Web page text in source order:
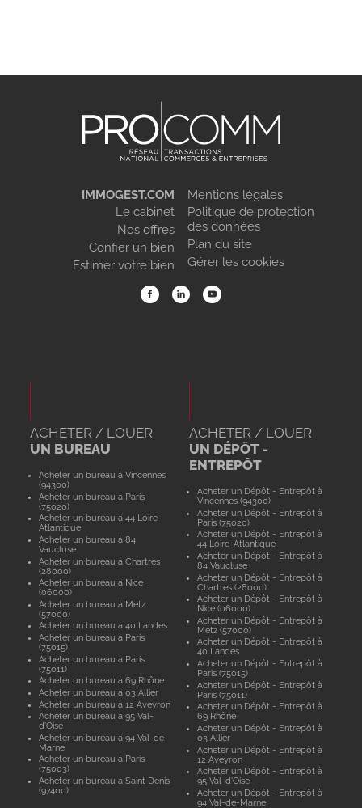
IMMOGEST.COM
Le cabinet
Nos offres
Confier un bien
Estimer votre bien
Mentions légales
Politique de protection
des données
Plan du site
Gérer les cookies
ACHETER / LOUER
UN BUREAU
Acheter un bureau à Vincennes
(94300)
Acheter un bureau à Paris
(75020)
Acheter un bureau à 44 Loire-
Atlantique
Acheter un bureau à 84
Vaucluse
Acheter un bureau à Chartres
(28000)
Acheter un bureau à Nice
(06000)
Acheter un bureau à Metz
(57000)
Acheter un bureau à 40 Landes
Acheter un bureau à Paris
(75015)
Acheter un bureau à Paris
(75011)
Acheter un bureau à 69 Rhône
Acheter un bureau à 03 Allier
Acheter un bureau à 12 Aveyron
Acheter un bureau à 95 Val-
d'Oise
Acheter un bureau à 94 Val-de-
Marne
Acheter un bureau à Paris
(75003)
Acheter un bureau à Saint Denis
(97400)
ACHETER / LOUER
UN DÉPÔT -
ENTREPÔT
Acheter un Dépôt - Entrepôt à
Vincennes (94300)
Acheter un Dépôt - Entrepôt à
Paris (75020)
Acheter un Dépôt - Entrepôt à
44 Loire-Atlantique
Acheter un Dépôt - Entrepôt à
84 Vaucluse
Acheter un Dépôt - Entrepôt à
Chartres (28000)
Acheter un Dépôt - Entrepôt à
Nice (06000)
Acheter un Dépôt - Entrepôt à
Metz (57000)
Acheter un Dépôt - Entrepôt à
40 Landes
Acheter un Dépôt - Entrepôt à
Paris (75015)
Acheter un Dépôt - Entrepôt à
Paris (75011)
Acheter un Dépôt - Entrepôt à
69 Rhône
Acheter un Dépôt - Entrepôt à
03 Allier
Acheter un Dépôt - Entrepôt à
12 Aveyron
Acheter un Dépôt - Entrepôt à
95 Val-d'Oise
Acheter un Dépôt - Entrepôt à
94 Val-de-Marne